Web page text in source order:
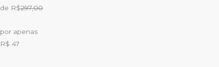
de R$​297,00
por apenas
R$ 47